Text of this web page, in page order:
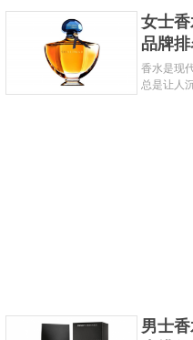
更加清新、明亮、柔美的
香水前调中融入苹果清
升级；中调将炽烈橙花
奇，为清新活泼的香气带
女士
品牌
香水是现
总是让人
男士